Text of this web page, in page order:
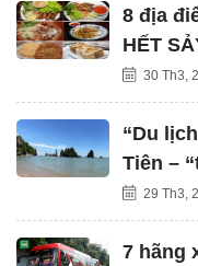
8 địa
HẾT
30 Th3,
“Du
Tiên –
29 Th3,
7 hãng